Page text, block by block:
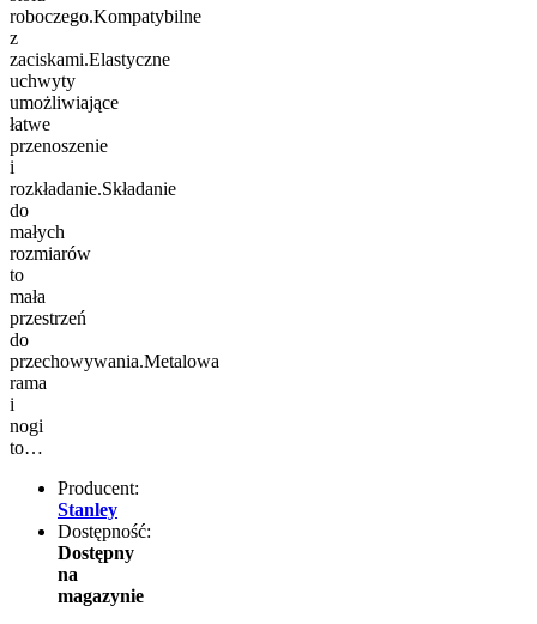
roboczego.Kompatybilne
z
zaciskami.Elastyczne
uchwyty
umożliwiające
łatwe
przenoszenie
i
rozkładanie.Składanie
do
małych
rozmiarów
to
mała
przestrzeń
do
przechowywania.Metalowa
rama
i
nogi
to…
Producent:
Stanley
Dostępność:
Dostępny
na
magazynie